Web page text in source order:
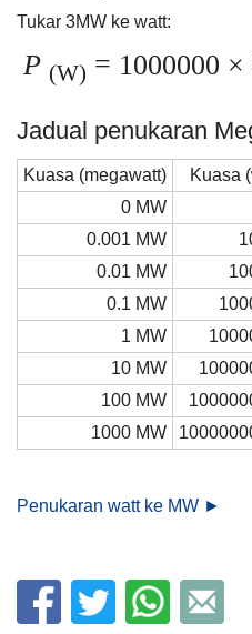
Tukar 3MW ke watt:
P (W) = 1000000
Jadual penukaran
Kuasa (megawatt)
Kuasa
0 MW
0.001 MW
0.01 MW
0.1 MW
1 MW
10 MW
100 MW
1000 MW
Penukaran watt ke MW ►